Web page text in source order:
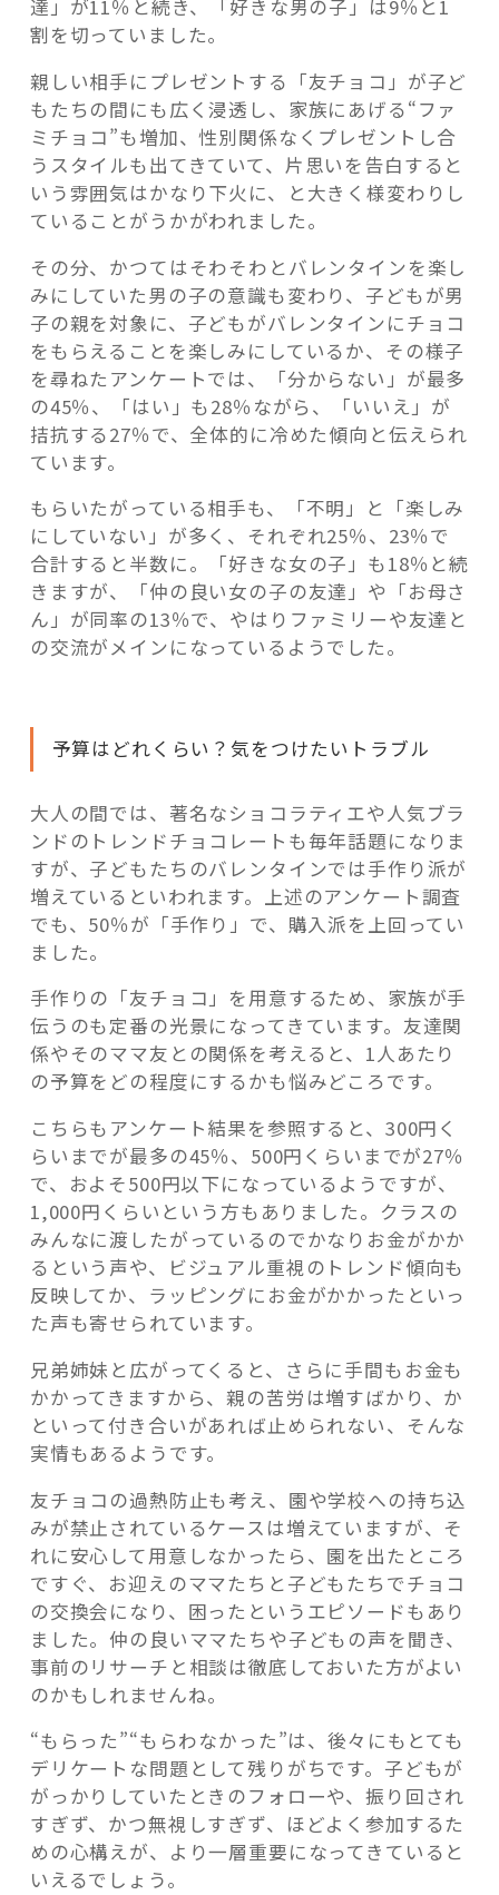
達」が11％と続き、「好きな男の子」は9％と1
割を切っていました。
親しい相手にプレゼントする「友チョコ」が子ど
もたちの間にも広く浸透し、家族にあげる“ファ
ミチョコ”も増加、性別関係なくプレゼントし合
うスタイルも出てきていて、片思いを告白すると
いう雰囲気はかなり下火に、と大きく様変わりし
ていることがうかがわれました。
その分、かつてはそわそわとバレンタインを楽し
みにしていた男の子の意識も変わり、子どもが男
子の親を対象に、子どもがバレンタインにチョコ
をもらえることを楽しみにしているか、その様子
を尋ねたアンケートでは、「分からない」が最多
の45％、「はい」も28％ながら、「いいえ」が
拮抗する27％で、全体的に冷めた傾向と伝えられ
ています。
もらいたがっている相手も、「不明」と「楽しみ
にしていない」が多く、それぞれ25％、23％で
合計すると半数に。「好きな女の子」も18％と続
きますが、「仲の良い女の子の友達」や「お母さ
ん」が同率の13％で、やはりファミリーや友達と
の交流がメインになっているようでした。
予算はどれくらい？気をつけたいトラブル
大人の間では、著名なショコラティエや人気ブラ
ンドのトレンドチョコレートも毎年話題になりま
すが、子どもたちのバレンタインでは手作り派が
増えているといわれます。上述のアンケート調査
でも、50％が「手作り」で、購入派を上回ってい
ました。
手作りの「友チョコ」を用意するため、家族が手
伝うのも定番の光景になってきています。友達関
係やそのママ友との関係を考えると、1人あたり
の予算をどの程度にするかも悩みどころです。
こちらもアンケート結果を参照すると、300円く
らいまでが最多の45％、500円くらいまでが27％
で、およそ500円以下になっているようですが、
1,000円くらいという方もありました。クラスの
みんなに渡したがっているのでかなりお金がかか
るという声や、ビジュアル重視のトレンド傾向も
反映してか、ラッピングにお金がかかったといっ
た声も寄せられています。
兄弟姉妹と広がってくると、さらに手間もお金も
かかってきますから、親の苦労は増すばかり、か
といって付き合いがあれば止められない、そんな
実情もあるようです。
友チョコの過熱防止も考え、園や学校への持ち込
みが禁止されているケースは増えていますが、そ
れに安心して用意しなかったら、園を出たところ
ですぐ、お迎えのママたちと子どもたちでチョコ
の交換会になり、困ったというエピソードもあり
ました。仲の良いママたちや子どもの声を聞き、
事前のリサーチと相談は徹底しておいた方がよい
のかもしれませんね。
“もらった”“もらわなかった”は、後々にもとても
デリケートな問題として残りがちです。子どもが
がっかりしていたときのフォローや、振り回され
すぎず、かつ無視しすぎず、ほどよく参加するた
めの心構えが、より一層重要になってきていると
いえるでしょう。